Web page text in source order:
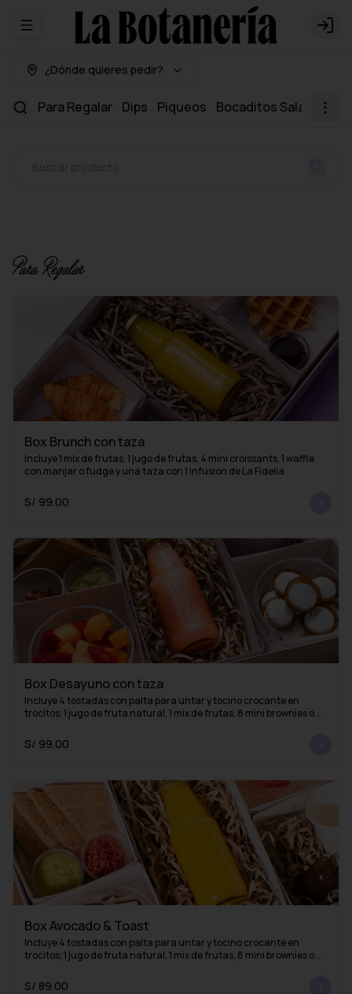
Abrir menu de navegación Login
¿Dónde quieres pedir?
Para Regalar Dips Piqueos Bocaditos Salados
Para Regalar
Box Brunch con taza
Incluye 1 mix de frutas, 1 jugo de frutas, 4 mini croissants, 1 waffle
con manjar o fudge y una taza con 1 infusión de La Fidelia
S/ 99.00
Box Desayuno con taza
Incluye 4 tostadas con palta para untar y tocino crocante en
trocitos; 1 jugo de fruta natural, 1 mix de frutas, 8 mini brownies o
S/ 99.00
Box Avocado & Toast
Incluye 4 tostadas con palta para untar y tocino crocante en
trocitos; 1 jugo de fruta natural, 1 mix de frutas, 8 mini brownies o
caliente y obtener un delicioso café americano)
S/ 89.00